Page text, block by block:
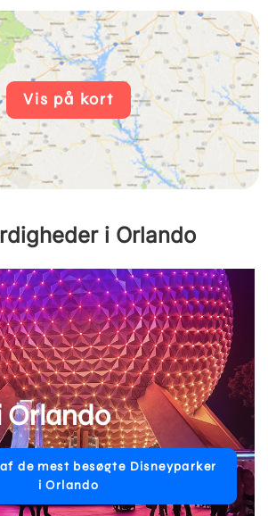
Vis på kort
i Orlando
Orlando
de mest besøgte Disneyparker
i Orlando